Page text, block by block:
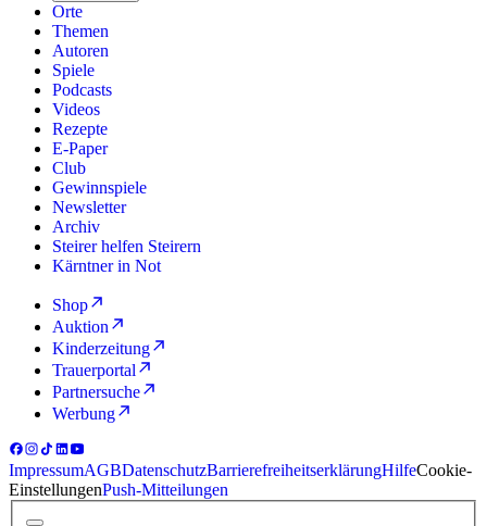
Orte
Themen
Autoren
Spiele
Podcasts
Videos
Rezepte
E-Paper
Club
Gewinnspiele
Newsletter
Archiv
Steirer helfen Steirern
Kärntner in Not
Shop
Auktion
Kinderzeitung
Trauerportal
Partnersuche
Werbung
ImpressumAGBDatenschutzBarrierefreiheitserklärungHilfeCookie-
EinstellungenPush-Mitteilungen